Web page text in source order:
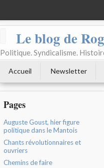
Le blog de
Politique. Syndicalisme.
Accueil Newsletter
Pages
Auguste Goust, hier figure
politique dans le Mantois
Chants révolutionnaires et
ouvriers
Chemins de faire